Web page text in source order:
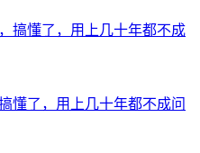
懂了，用上几十年都不成问